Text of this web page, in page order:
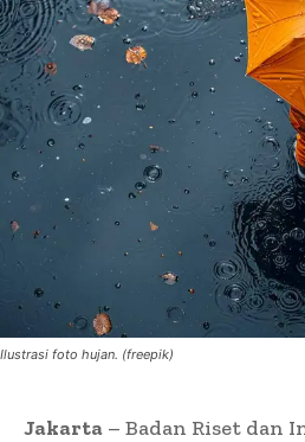
Ilustrasi foto hujan. (freepik)
Jakarta – Badan Riset dan